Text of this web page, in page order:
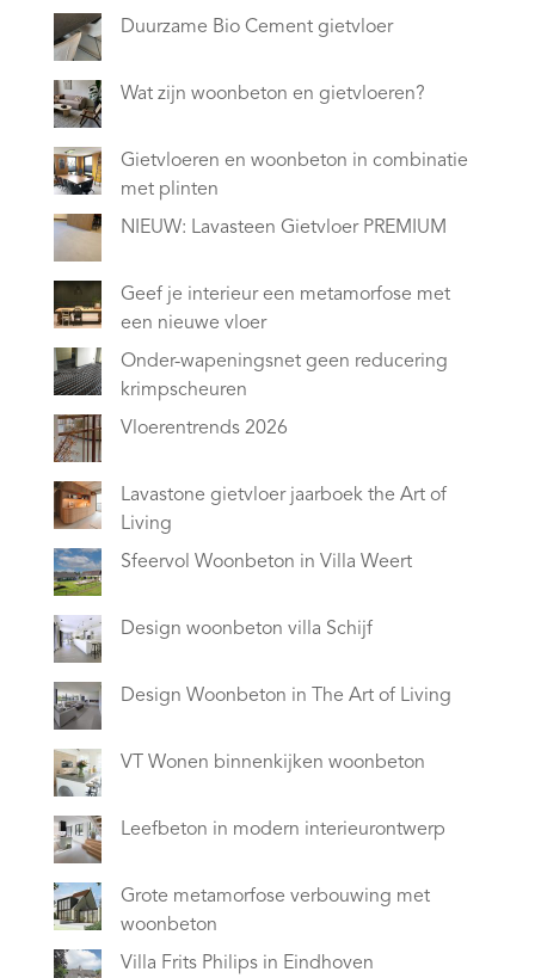
Duurzame Bio Cement gietvloer
Wat zijn woonbeton en gietvloeren?
Gietvloeren en woonbeton in combinatie
met plinten
NIEUW: Lavasteen Gietvloer PREMIUM
Geef je interieur een metamorfose met
een nieuwe vloer
Onder-wapeningsnet geen reducering
krimpscheuren
Vloerentrends 2026
Lavastone gietvloer jaarboek the Art of
Living
Sfeervol Woonbeton in Villa Weert
Design woonbeton villa Schijf
Design Woonbeton in The Art of Living
VT Wonen binnenkijken woonbeton
Leefbeton in modern interieurontwerp
Grote metamorfose verbouwing met
woonbeton
Villa Frits Philips in Eindhoven